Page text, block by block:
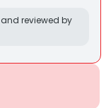
reviewed by